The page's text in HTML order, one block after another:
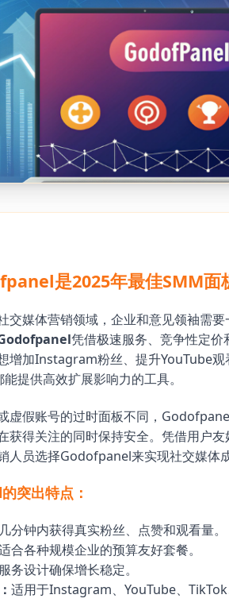
是2025年最佳SMM面
交媒体营销领域，企业和意见领袖需
凭借极速服务、竞争性定
增加Instagram粉丝、提升YouTube观
提供高效扩展影响力的工具。
虚假账号的过时面板不同，
获得关注的同时保持安全。凭借用户
人员选择Godofpanel来实现社交媒体
突出特点：
几分钟内获得真实粉丝、点赞和观看量。
合各种规模企业的预算友好套餐。
服务设计确保增长稳定。
适用于Instagram、YouTube、TikTok